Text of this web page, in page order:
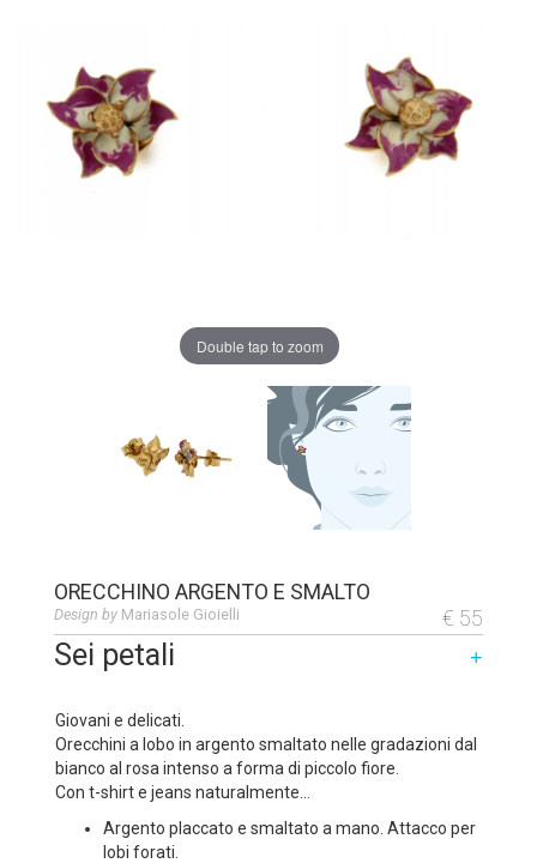
Double tap to zoom
ORECCHINO ARGENTO E SMALTO
Design by Mariasole Gioielli € 55
Sei petali +
Giovani e delicati.
Orecchini a lobo in argento smaltato nelle gradazioni dal
bianco al rosa intenso a forma di piccolo fiore.
Con t-shirt e jeans naturalmente…
Argento placcato e smaltato a mano. Attacco per
lobi forati.